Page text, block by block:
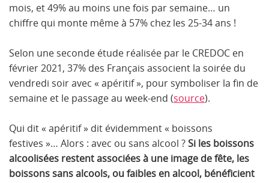
mois, et 49% au moins une fois par semaine… un
chiffre qui monte même à 57% chez les 25-34 ans !
Selon une seconde étude réalisée par le CREDOC en
février 2021, 37% des Français associent la soirée du
vendredi soir avec « apéritif », pour symboliser la fin de
semaine et le passage au week-end (source).
Qui dit « apéritif » dit évidemment « boissons
festives »… Alors : avec ou sans alcool ?Si les boissons
alcoolisées restent associées à une image de fête, les
boissons sans alcools, ou faibles en alcool, bénéficient